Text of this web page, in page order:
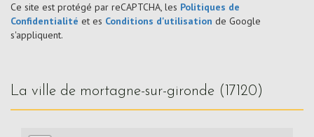
Ce site est protégé par reCAPTCHA, les Politiques de
Confidentialité et es Conditions d'utilisation de Google
s'appliquent.
la ville de mortagne-sur-gironde (17120)